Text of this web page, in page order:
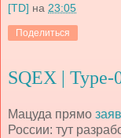
[TD] на 23:05
Поделиться
SQEX | Type-
Мацуда прямо
России: тут